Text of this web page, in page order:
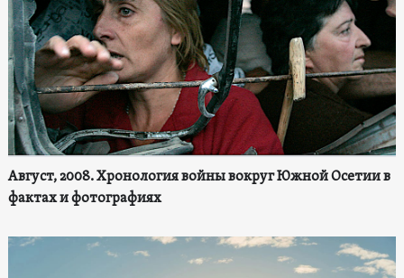
Август, 2008. Хронология войны вокруг Южной Осетии в
фактах и фотографиях